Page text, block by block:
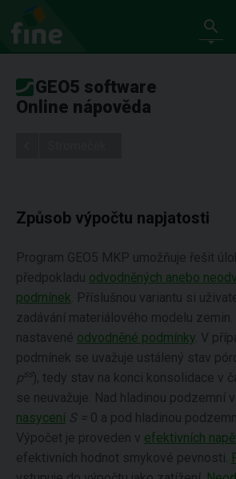
GEO5 software
Online nápověda
Způsob výpočtu napjatosti
Program GEO5 MKP umožňuje řešit
předpokladu odvodněných anebo
podmínek . Příslušnou variantu si
zadávání materiálového modelu zemin.
nastavené odvodněné podmínky . V
podmínek se uvažuje ustálený stav
pss), tedy stav na konci konsolidace v
se neuvažuje. Nad hladinou podzemní
nasycení S = 0 a pod hladinou
Výpočet je proveden v efektivních
efektivních hodnot smykové pevnosti.